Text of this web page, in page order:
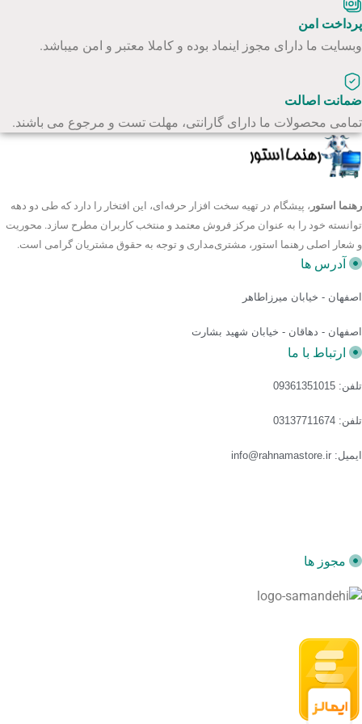
راحت است.
مشخصات فنی لپ تاپ گیمینگ Dell G5-5500
بازی های گرافیکی طراحی شده است. اما می توان به عنوان لپ
تاپی برای کارهای مهندسی و رندرگیری از آن استفاده کرد. کارت
گرافیک قوی نصب شده روی مادربرد به کاربر اجازه می‌دهد تا به
عنوان یک لپ تاپ برای انیمیشن سازی از این مدل استفاده کند.
لپ تاپ گیمینگ Dell G5-5500 مناسب چه کارهایی است؟
مناسب اجرای بازی‌‌های گرافیکی روز
مناسب رندرینگ حرفه‌ای
لپ تاپی عالی برای انیمیشن سازی
گزینه‌ای عالی برای کارهای طراحی و مهندسی
این لپ تاپ دارای یک سیستم خنک کننده عالی است. سیستم خنک
شدن نمی‌دهند و شما می‌توانید ٢۴ ساعته با لپ تاپ بازی کنید!
پرداخت امن
وبسایت ما دارای مجوز اینماد بوده و کاملا معتبر و امن میباشد.
ضمانت اصالت
تمامی محصولات ما دارای گارانتی، مهلت تست و مرجوع می باشند.
رهنما استور ، پیشگام در تهیه سخت افزار حرفه‌ای، این افتخار را دارد که طی دو دهه
توانسته خود را به عنوان مرکز فروش معتمد و منتخب کاربران مطرح سازد. محوریت
و شعار اصلی رهنما استور، مشتری‌مداری و توجه به حقوق مشتریان گرامی است.
آدرس ها
اصفهان - خیابان میرزاطاهر
اصفهان - دهاقان - خیابان شهید بشارت
ارتباط با ما
تلفن: 09361351015
تلفن: 03137711674
ایمیل: info@rahnamastore.ir
مجوز ها